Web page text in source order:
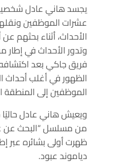
يجسد هاني عادل شخصية
عشرات الموظفين
الأحداث، أثناء بحثهم
وتدور الأحداث في إطار
فريق جاكي بعد
الظهور في أغلب أحداث
الموظفين إلى المنطقة
ويعيش هاني عادل حاليًا
من مسلسل “البحث عن
ظهرت أولى بشائره عبر
دياموند عبود.